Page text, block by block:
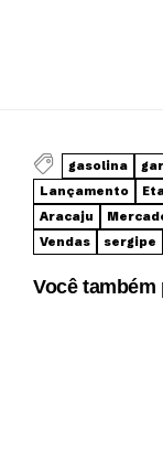
gasolina
Lançamento
Aracaju
Vendas
sergipe
Você